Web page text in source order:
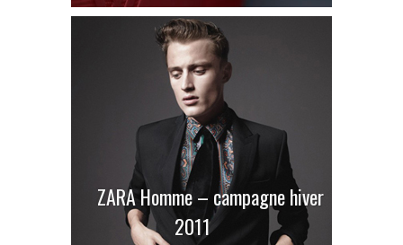
ZARA Homme – campagne hiver
2011